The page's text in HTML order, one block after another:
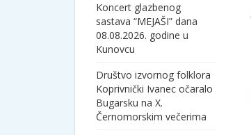
Koncert glazbenog
sastava “MEJAŠI” dana
08.08.2026. godine u
Kunovcu
Društvo izvornog folklora
Koprivnički Ivanec očaralo
Bugarsku na X.
Černomorskim večerima